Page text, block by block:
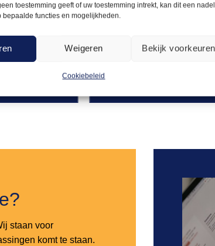
toestemming geeft of uw toestemming intrekt, kan dit een
bepaalde functies en mogelijkheden.
Weigeren Bekijk voorkeuren
Cookiebeleid
-
10
Gastronormbak 1/1 – 5
Offerte
staan voor
komt te staan.